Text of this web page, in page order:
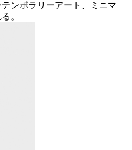
ンポラリーアート、ミニマ
。